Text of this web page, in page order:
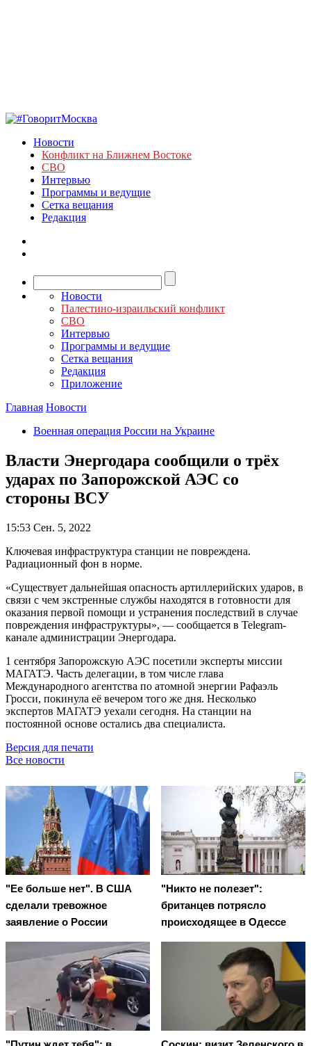
Новости
Конфликт на Ближнем Востоке
СВО
Интервью
Программы и ведущие
Сетка вещания
Редакция
Новости
Палестино-израильский конфликт
СВО
Интервью
Программы и ведущие
Сетка вещания
Редакция
Приложение
Главная Новости
Военная операция России на Украине
Власти Энергодара сообщили о трёх
ударах по Запорожской АЭС со
стороны ВСУ
15:53 Сен. 5, 2022
Ключевая инфраструктура станции не повреждена.
Радиационный фон в норме.
«Существует дальнейшая опасность артиллерийских ударов, в
связи с чем экстренные службы находятся в готовности для
оказания первой помощи и устранения последствий в случае
повреждения инфраструктуры», — сообщается в Telegram-
канале администрации Энергодара.
1 сентября Запорожскую АЭС посетили эксперты миссии
МАГАТЭ. Часть делегации, в том числе глава
Международного агентства по атомной энергии Рафаэль
Гросси, покинула её вечером того же дня. Несколько
экспертов МАГАТЭ уехали сегодня. На станции на
постоянной основе остались два специалиста.
Версия для печати
Все новости
"Ее больше нет". В США
сделали тревожное
заявление о России
"Никто не полезет":
британцев потрясло
происходящее в Одессе